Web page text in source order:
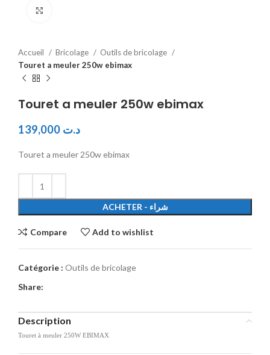
Accueil Bricolage
Outils de bricolage
Touret a meuler 250w ebimax
Touret a meuler 250w ebimax
د.ت
Touret a meuler 250w ebimax
ACHETER - شراء
Compare Add to wishlist
Catégorie : Outils de bricolage
Share:
Description
Touret à meuler 250W EBIMAX